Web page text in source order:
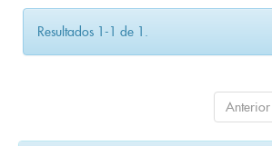
Resultados 1-1 de 1.
Anterior